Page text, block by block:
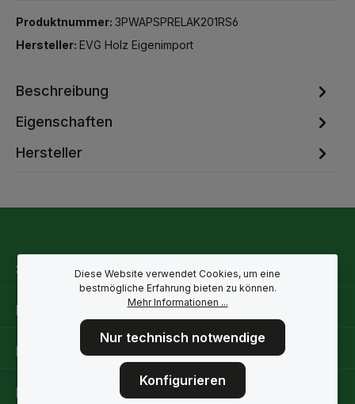
Produktnummer: 3PWAPSPRELAK201RS6
Hersteller: EVG Holz Eigenimport
Beschreibung
Eigenschaften
Hersteller
Service-Hotline
Rechtliche Hinweise
Informationen
Folge uns
Diese Website verwendet Cookies, um eine
bestmögliche Erfahrung bieten zu können.
Mehr Informationen ...
Nur technisch notwendige
Konfigurieren